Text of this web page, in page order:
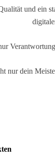
und ein
nur dein